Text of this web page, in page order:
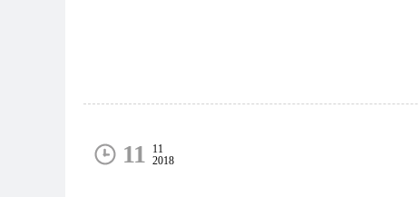
11
11
2018